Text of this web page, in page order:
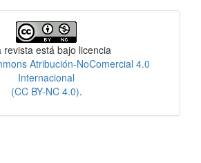
revista está bajo licencia
Atribución-NoComercial 4.0
Internacional
(CC BY-NC 4.0).